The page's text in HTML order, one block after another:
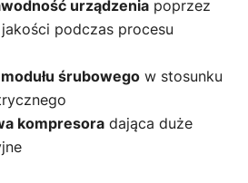
urządzenia poprzez
podczas procesu
śrubowego w stosunku
kompresora dająca duże